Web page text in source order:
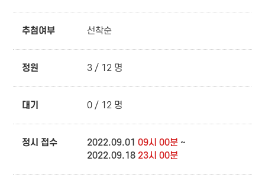
추첨여부 선착순
정원 3 / 12 명
대기 0 / 12 명
정시 접수 2022.09.0109시 00분 ~
2022.09.18 23시 00분